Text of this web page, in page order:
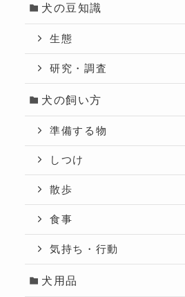
犬の豆知識
生態
研究・調査
犬の飼い方
準備する物
しつけ
散歩
食事
気持ち・行動
犬用品